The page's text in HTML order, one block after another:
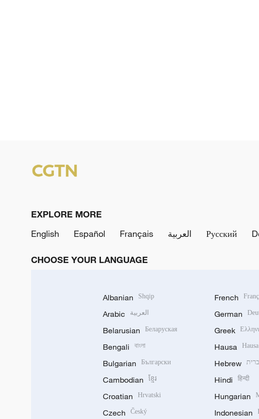
EXPLORE MORE
English
Español Français العربية Русский
CHOOSE YOUR LANGUAGE
Albanian Shqip
Arabic العربية
Belarusian Беларуская
Bengali বাংলা
Bulgarian Български
Cambodian ខ្មែរ
Croatian Hrvatski
Czech Český
French
German
Greek
Hausa Hausa
Hebrew
Hindi हिन्दी
Hungarian
Indonesian